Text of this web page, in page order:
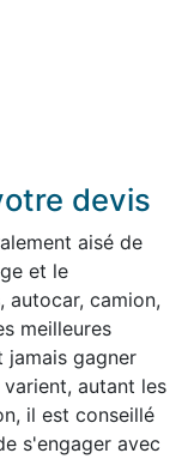
devis
aisé de
et le
autocar, camion,
meilleures
jamais gagner
autant les
il est conseillé
s'engager avec